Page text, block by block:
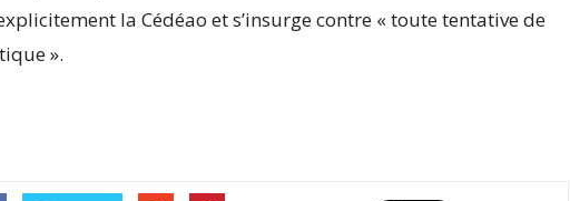
la Cédéao et s’insurge contre « toute tentative de
».